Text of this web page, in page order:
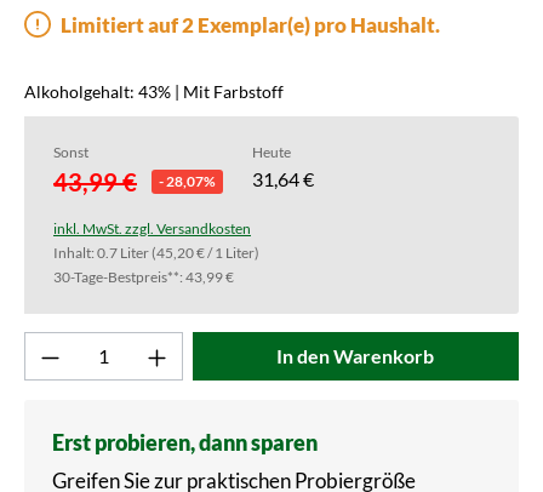
Limitiert auf 2 Exemplar(e) pro Haushalt.
Alkoholgehalt: 43% | Mit Farbstoff
Sonst
43,99 € - 28,07%
Heute
31,64 €
inkl. MwSt. zzgl. Versandkosten
Inhalt: 0.7 Liter(45,20 € / 1 Liter)
30-Tage-Bestpreis**: 43,99 €
Produkt Anzahl: Gib den gewünschten
In den Warenkorb
Erst probieren, dann sparen
Greifen Sie zur praktischen Probiergröße